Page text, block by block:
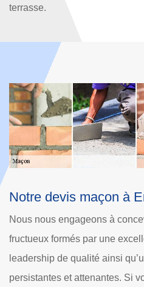
terrasse.
Intervention de notre
maçonnerie à
Des projets tels que la
les 60130 nécessitent une
de construction en